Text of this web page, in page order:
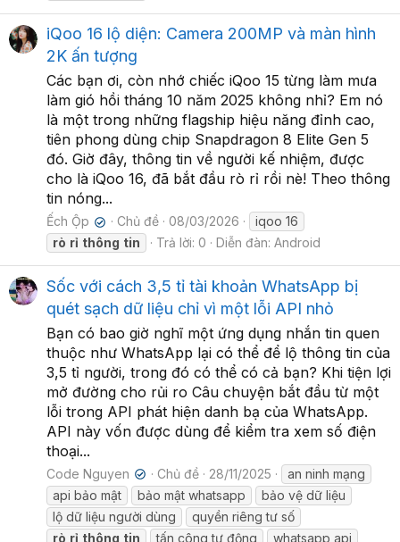
iQoo 16 lộ diện: Camera 200MP và màn hình
2K ấn tượng
Các bạn ơi, còn nhớ chiếc iQoo 15 từng làm mưa
làm gió hồi tháng 10 năm 2025 không nhỉ? Em nó
là một trong những flagship hiệu năng đỉnh cao,
tiên phong dùng chip Snapdragon 8 Elite Gen 5
đó. Giờ đây, thông tin về người kế nhiệm, được
cho là iQoo 16, đã bắt đầu rò rỉ rồi nè! Theo thông
tin nóng...
Ếch Ộp ✔ Chủ đề 08/03/2026
iqoo 16
rò rỉ thông tin Trả lời: 0 Diễn đàn: Android
Sốc với cách 3,5 tỉ tài khoản WhatsApp bị
quét sạch dữ liệu chỉ vì một lỗi API nhỏ
Bạn có bao giờ nghĩ một ứng dụng nhắn tin quen
thuộc như WhatsApp lại có thể để lộ thông tin của
3,5 tỉ người, trong đó có thể có cả bạn? Khi tiện lợi
mở đường cho rủi ro Câu chuyện bắt đầu từ một
lỗi trong API phát hiện danh bạ của WhatsApp.
API này vốn được dùng để kiểm tra xem số điện
thoại...
Code Nguyen ✔ Chủ đề 28/11/2025
an ninh mạng
api bảo mật
bảo mật whatsapp
bảo vệ dữ liệu
lộ dữ liệu người dùng
quyền riêng tư số
rò rỉ thông tin tấn công tự động whatsapp api